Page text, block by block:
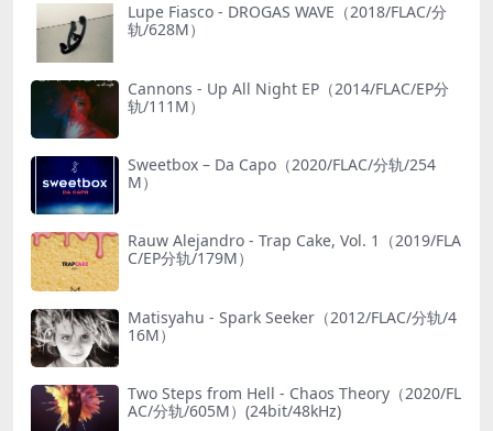
Lupe Fiasco - DROGAS WAVE（2018/FLAC/分
轨/628M）
Cannons - Up All Night EP（2014/FLAC/EP分
轨/111M）
Sweetbox – Da Capo（2020/FLAC/分轨/254
M）
Rauw Alejandro - Trap Cake, Vol. 1（2019/FLA
C/EP分轨/179M）
Matisyahu - Spark Seeker（2012/FLAC/分轨/4
16M）
Two Steps from Hell - Chaos Theory（2020/FL
AC/分轨/605M）(24bit/48kHz)